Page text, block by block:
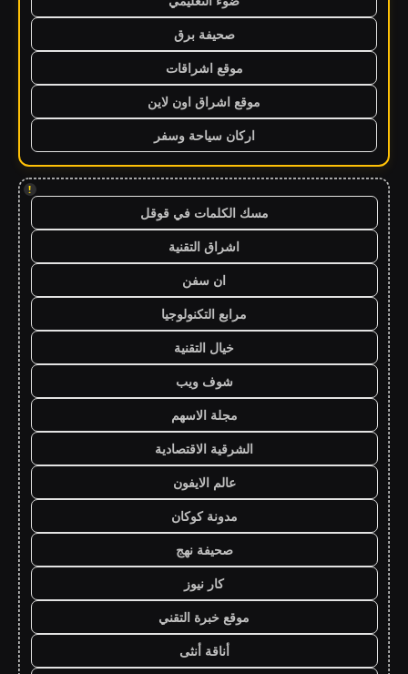
صحيفة برق
موقع اشراقات
موقع اشراق اون لاين
اركان سياحة وسفر
!
مسك الكلمات في قوقل
اشراق التقنية
ان سفن
مرابع التكنولوجيا
خيال التقنية
شوف ويب
مجلة الاسهم
الشرقية الاقتصادية
عالم الايفون
مدونة كوكان
صحيفة نهج
كار نيوز
موقع خبرة التقني
أناقة أنثى